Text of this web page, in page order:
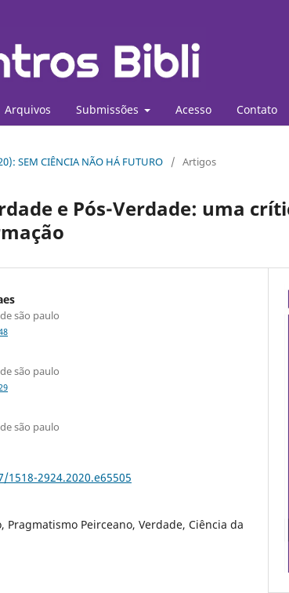
Arquivos Submissões Acesso Contato
SEM CIÊNCIA NÃO HÁ FUTURO / Artigos
e Pós-Verdade: uma
são paulo
são paulo
são paulo
2924.2020.e65505
Pragmatismo Peirceano, Verdade, Ciência da